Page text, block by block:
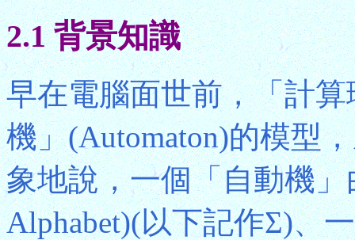
2.1 背景知識
早在電腦面世前，「計
機」(Automaton)的模型
象地說，一個「自動機
Alphabet)(以下記作Σ)、